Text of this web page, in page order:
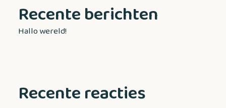
Recente berichten
Hallo wereld!
Recente reacties